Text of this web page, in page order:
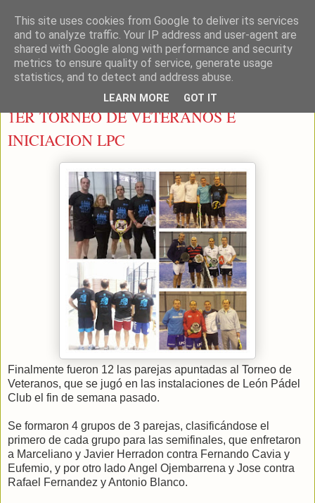
LEON PADEL
miércoles, 30 de abril de 2014
1ER TORNEO DE VETERANOS E
INICIACION LPC
Finalmente fueron 12 las parejas apuntadas al Torneo de
Veteranos, que se jugó en las instalaciones de León Pádel
Club el fin de semana pasado.
Se formaron 4 grupos de 3 parejas, clasificándose el
primero de cada grupo para las semifinales, que enfretaron
a Marceliano y Javier Herradon contra Fernando Cavia y
Eufemio, y por otro lado Angel Ojembarrena y Jose contra
Rafael Fernandez y Antonio Blanco.
This site uses cookies from Google to deliver its services
and to analyze traffic. Your IP address and user-agent are
shared with Google along with performance and security
metrics to ensure quality of service, generate usage
statistics, and to detect and address abuse.
LEARN MORE GOT IT